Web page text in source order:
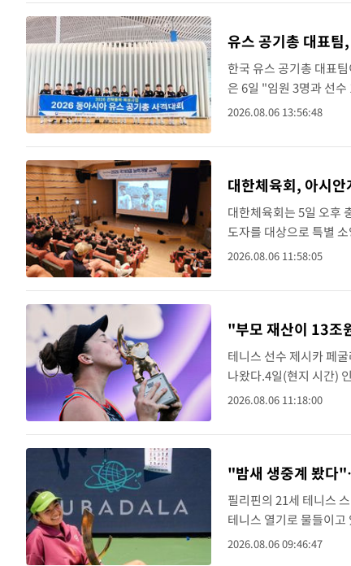
유스 공기총 대표팀
한국 유스 공기총 대표
은 6일 "임원 3명과 선
회는 일본라이플사격연
2026.08.06 13:56:48
대한체육회, 아시
대한체육회는 5일 오후
도자를 대상으로 특별
의미'라는 주제 아래 대
2026.08.06 11:58:05
"부모 재산이 13조
테니스 선수 제시카 페
나왔다.4일(현지 시간)
의 재산을 상속받을 경
2026.08.06 11:18:00
"밤새 생중계 봤다
필리핀의 21세 테니스
테니스 열기로 물들이
밤샘 응원과 테니스 붐
2026.08.06 09:46:47